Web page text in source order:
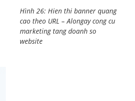
Hình 26: Hien thi banner quang
cao theo URL – Alongay cong cu
marketing tang doanh so
website